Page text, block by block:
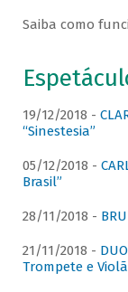
Saiba como
19/12/2018 -
“Sinestesia”
05/12/2018 -
Brasil”
28/11/2018 -
21/11/2018 -
Trompete e